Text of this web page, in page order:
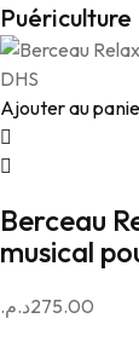
Ajouter au
Berceau
musical
275.00د.م.